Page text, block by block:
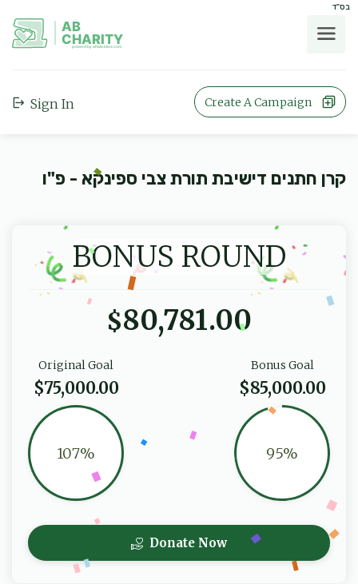
בס"ד
AB
CHARITY
powerd by ahblicklive.com
Sign In Create A Campaign
קרן חתנים דישיבת תורת צבי ספינקא - פ"ו
BONUS ROUND
$80,781.00
Bonus Goal
$85,000.00
95%
Original Goal
$75,000.00
107%
Donate Now